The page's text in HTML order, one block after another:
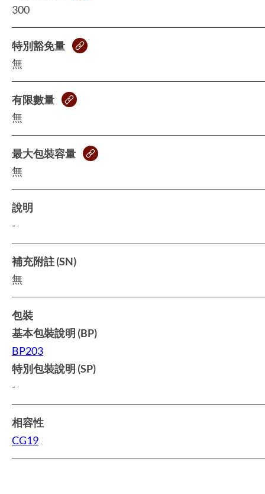
300
特別豁免量
無
有限數量
無
最大包裝容量
無
說明
-
補充附註 (SN)
無
包裝
基本包裝說明 (BP)
BP203
特別包裝說明 (SP)
-
相容性
CG19